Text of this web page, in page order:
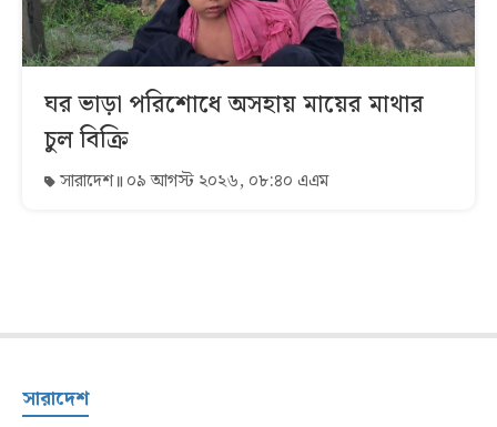
ঘর ভাড়া পরিশোধে অসহায় মায়ের মাথার
চুল বিক্রি
সারাদেশ ০৯ আগস্ট ২০২৬, ০৮:৪০ এএম
সারাদেশ